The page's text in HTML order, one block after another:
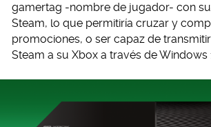
gamertag -nombre de jugador- con
Steam, lo que permitiría cruzar y
promociones, o ser capaz de
Steam a su Xbox a través de Windows